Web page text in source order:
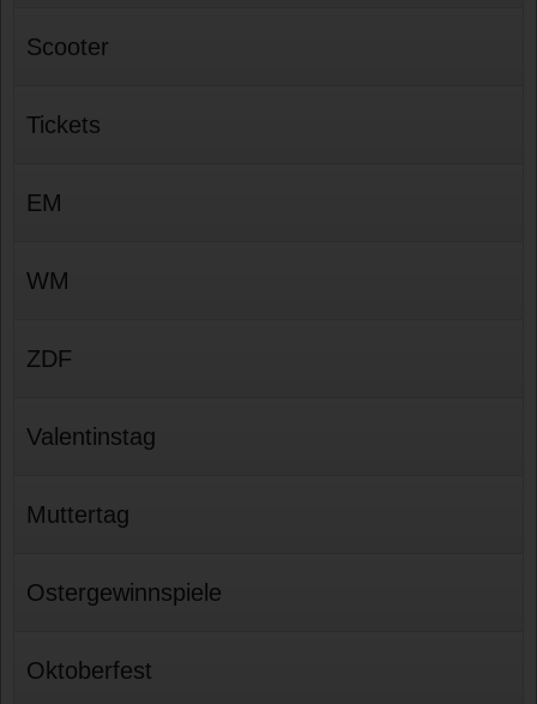
Scooter
Tickets
EM
WM
ZDF
Valentinstag
Muttertag
Ostergewinnspiele
Oktoberfest